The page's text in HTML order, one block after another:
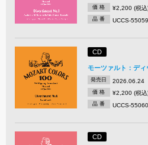
価 格 ¥2,200 (税込
品 番 UCCS-55059
CD
モーツァルト：デ
発売日 2026.06.24
価 格 ¥2,200 (税込
品 番 UCCS-55060
CD